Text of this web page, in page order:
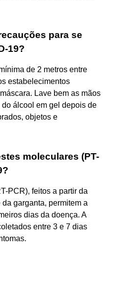
para se
19?
de 2 metros entre
estabelecimentos
Lave bem as mãos
álcool em gel depois de
objetos e
moleculares (PT-
PCR), feitos a partir da
garganta, permitem a
dias da doença. A
entre 3 e 7 dias